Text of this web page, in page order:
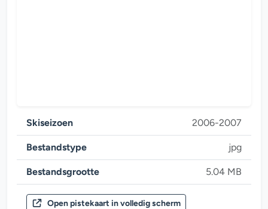
Skiseizoen 2006-2007
Bestandstype jpg
Bestandsgrootte 5.04 MB
Open pistekaart in volledig scherm